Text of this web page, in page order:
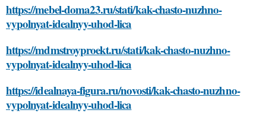
https://mebel-doma23.ru/stati/kak-chasto-nuzhno-
vypolnyat-idealnyy-uhod-lica
https://mdmstroyproekt.ru/stati/kak-chasto-nuzhno-
vypolnyat-idealnyy-uhod-lica
https://idealnaya-figura.ru/novosti/kak-chasto-nuzhno-
vypolnyat-idealnyy-uhod-lica